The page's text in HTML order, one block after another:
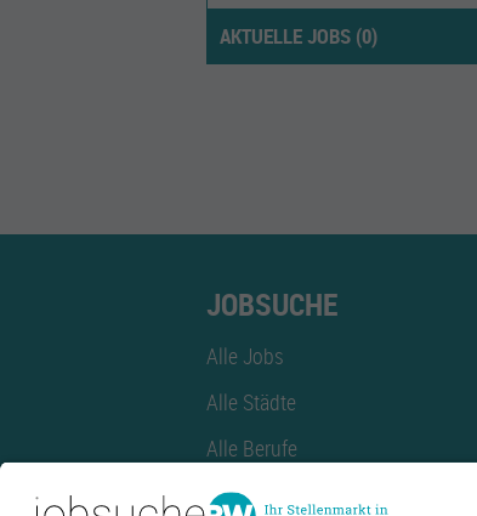
AKTUELLE JOBS (0)
JOBSUCHE
Alle Jobs
Alle Städte
Alle Berufe
Alle Berufe nach Stadt